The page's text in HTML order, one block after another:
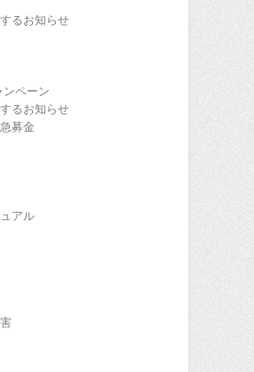
るお知らせ
ンペーン
るお知らせ
募金
アル